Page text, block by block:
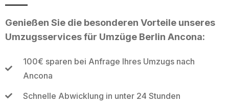
Genießen Sie die besonderen Vorteile unseres
Umzugsservices für Umzüge Berlin Ancona:
100€ sparen bei Anfrage Ihres Umzugs nach
Ancona
Schnelle Abwicklung in unter 24 Stunden